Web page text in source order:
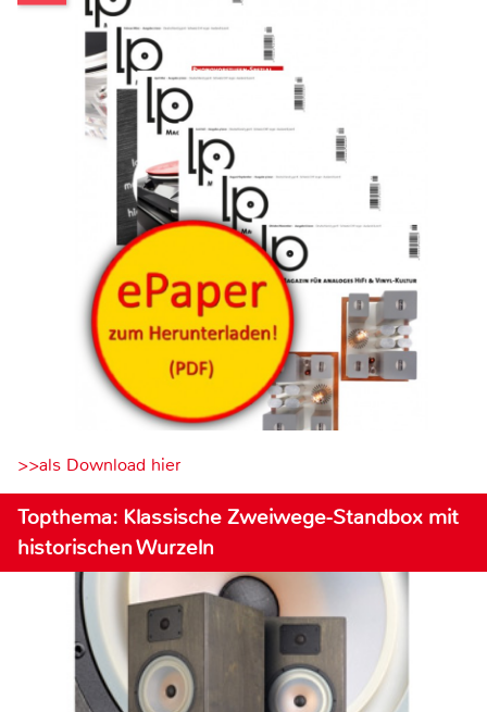
>>als Download hier
Topthema: Klassische Zweiwege-Standbox mit
historischen Wurzeln